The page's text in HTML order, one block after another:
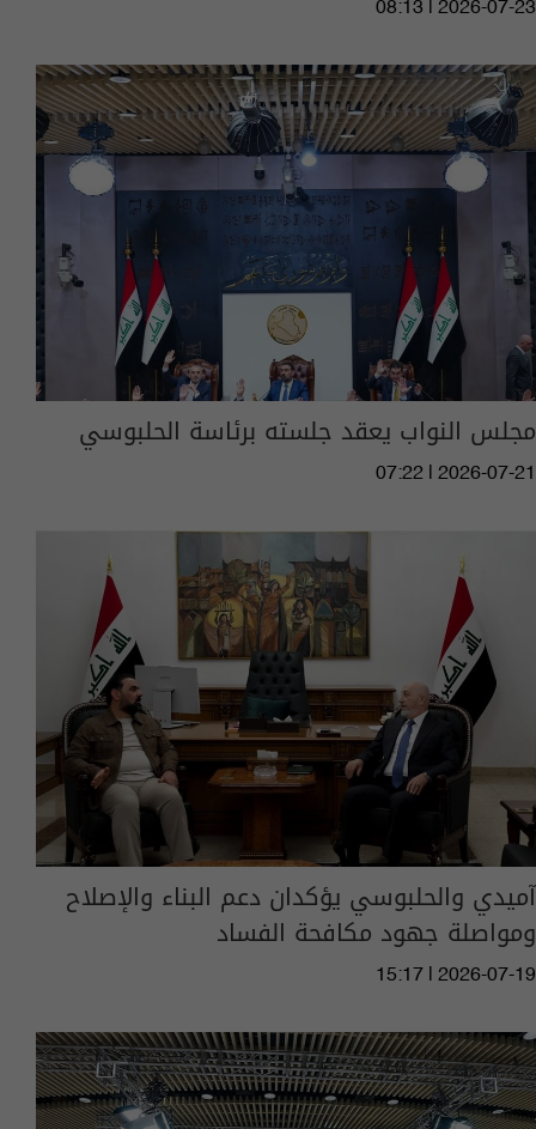
08:13 | 2026-07-23
مجلس النواب يعقد جلسته برئاسة الحلبوسي
07:22 | 2026-07-21
آميدي والحلبوسي يؤكدان دعم البناء والإصلاح
ومواصلة جهود مكافحة الفساد
15:17 | 2026-07-19